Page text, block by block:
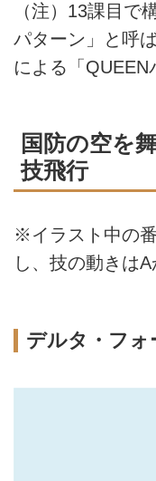
（注）13課目で
パターン」と呼
による「QUEEN
国防の空を
技飛行
※イラスト中の
し、技の動きはA
デルタ・フォ